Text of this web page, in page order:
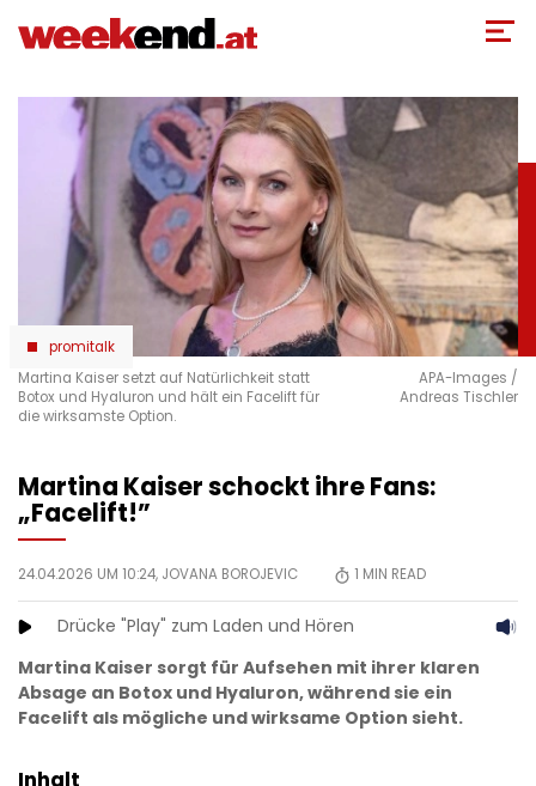
zum
promitalk
Martina Kaiser setzt auf Natürlichkeit statt
Botox und Hyaluron und hält ein Facelift für
die wirksamste Option.
APA-Images /
Andreas Tischler
Martina Kaiser schockt ihre Fans:
„Facelift!”
24.04.2026 UM 10:24, JOVANA BOROJEVIC 1 MIN READ
Drücke "Play" zum Laden und Hören
Martina Kaiser sorgt für Aufsehen mit ihrer klaren
Absage an Botox und Hyaluron, während sie ein
Facelift als mögliche und wirksame Option sieht.